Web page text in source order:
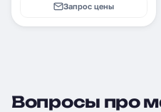
Запрос цены
Вопросы про